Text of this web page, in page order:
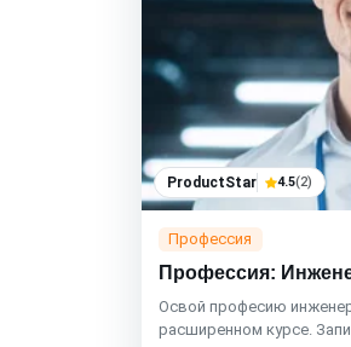
ProductStar 4.5(2)
Профессия
Профессия:
Освой професию
расширенном курсе.